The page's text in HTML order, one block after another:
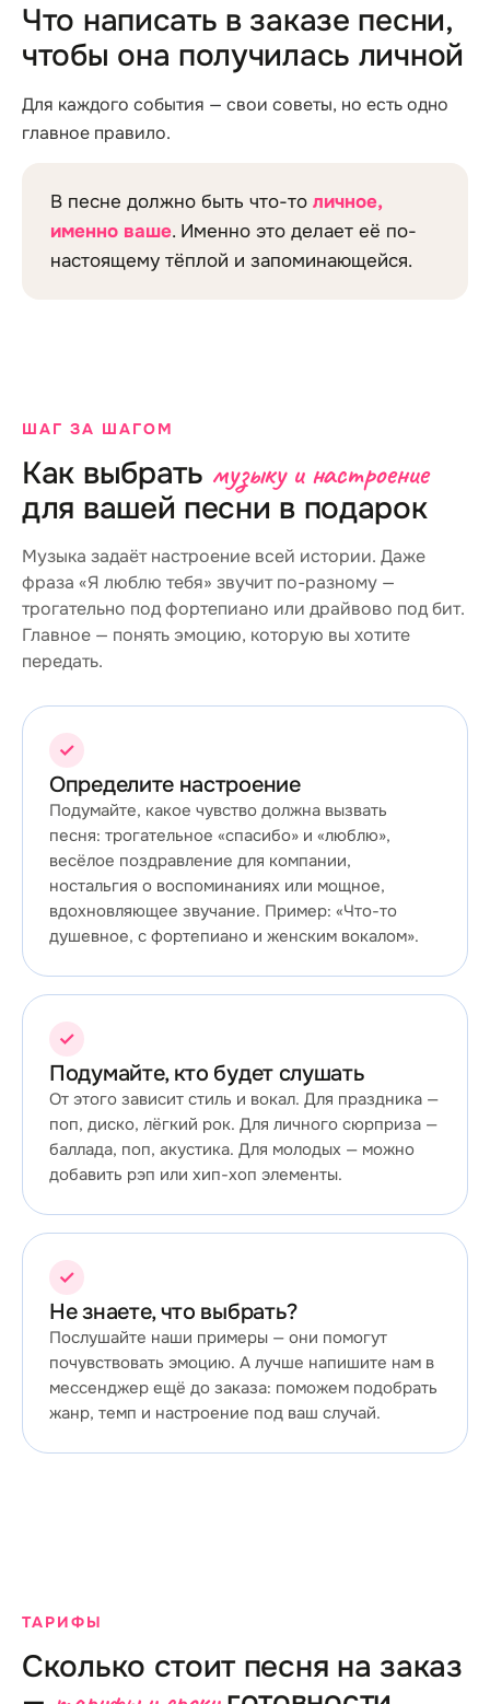
Что написать в заказе песни,
чтобы она получилась личной
Для каждого события — свои советы, но есть одно
главное правило.
В песне должно быть что-то личное,
именно ваше. Именно это делает её по-
настоящему тёплой и запоминающейся.
ШАГ ЗА ШАГОМ
Как выбрать музыку и настроение
для вашей песни в подарок
Музыка задаёт настроение всей истории. Даже
фраза «Я люблю тебя» звучит по-разному —
трогательно под фортепиано или драйвово под бит.
Главное — понять эмоцию, которую вы хотите
передать.
✓
Определите настроение
Подумайте, какое чувство должна вызвать
песня: трогательное «спасибо» и «люблю»,
весёлое поздравление для компании,
ностальгия о воспоминаниях или мощное,
вдохновляющее звучание. Пример: «Что-то
душевное, с фортепиано и женским вокалом».
✓
Подумайте, кто будет слушать
От этого зависит стиль и вокал. Для праздника —
поп, диско, лёгкий рок. Для личного сюрприза —
баллада, поп, акустика. Для молодых — можно
добавить рэп или хип-хоп элементы.
✓
Не знаете, что выбрать?
Послушайте наши примеры — они помогут
почувствовать эмоцию. А лучше напишите нам в
мессенджер ещё до заказа: поможем подобрать
жанр, темп и настроение под ваш случай.
ТАРИФЫ
Сколько стоит песня на заказ